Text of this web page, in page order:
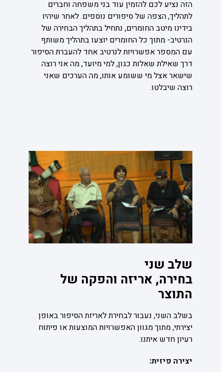
הזה נציע לכם להזמין עוד בני משפחה וחברים
לתהליך, הצפה של סיפורים נוספים. לאחר שיהיו
בידינו מיטב החומרים, נתחיל בתהליך הבחירה של
הנרטיב- מתוך כל החומרים יוצעו בתהליך משותף
עם המספר אפשרויות לנרטיב אחד להעברת הסיפור
דרך שאילת שאלות כגון, למי מיועד, מה אני רוצה
שישאר אצל מי ששומע אותו, מה הערכים שאני
רוצה שיבלטו.
שלב שני
בחירה, אריזה והפקה של
התוצר
בשלב השני, נעבור לבחירת לאריזת הסיפור באופן
יצירתי, מתוך מגוון האפשרויות המוצעות או פיתוח
רעיון חדש איתנו.
יצירה פיזית: